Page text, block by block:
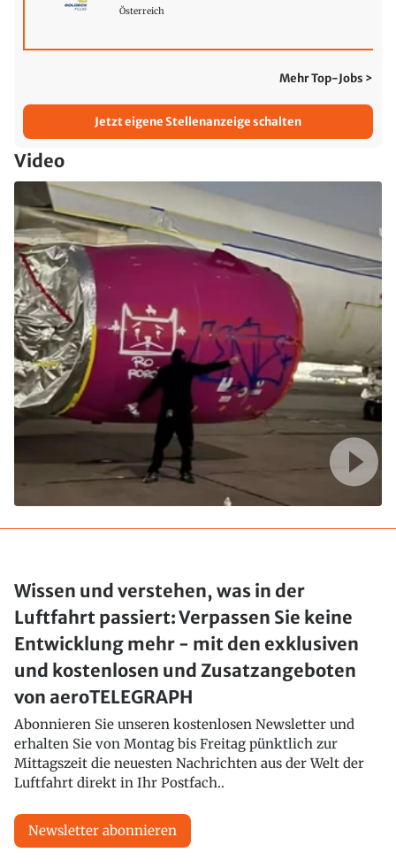
Österreich
Mehr Top-Jobs >
Jetzt eigene Stellenanzeige schalten
Video
Wissen und verstehen, was in der
Luftfahrt passiert: Verpassen Sie keine
Entwicklung mehr - mit den exklusiven
und kostenlosen und Zusatzangeboten
von aeroTELEGRAPH
Abonnieren Sie unseren kostenlosen Newsletter und
erhalten Sie von Montag bis Freitag pünktlich zur
Mittagszeit die neuesten Nachrichten aus der Welt der
Luftfahrt direkt in Ihr Postfach..
Newsletter abonnieren